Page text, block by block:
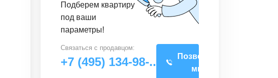
Подберем квартиру
под ваши
параметры!
Связаться с продавцом:
+7 (495) 134-98-..
Позвоните
мне